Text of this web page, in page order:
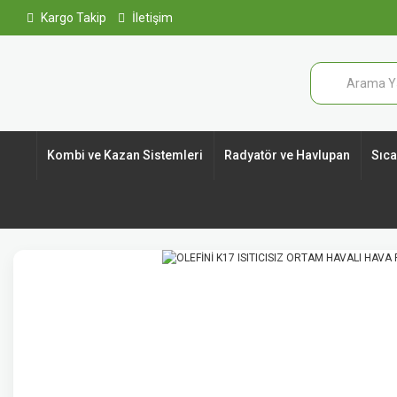
Kargo Takip İletişim
Kombi ve Kazan Sistemleri Radyatör ve Havlupan